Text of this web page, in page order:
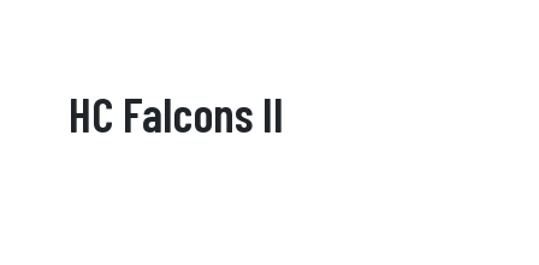
HC Falcons II